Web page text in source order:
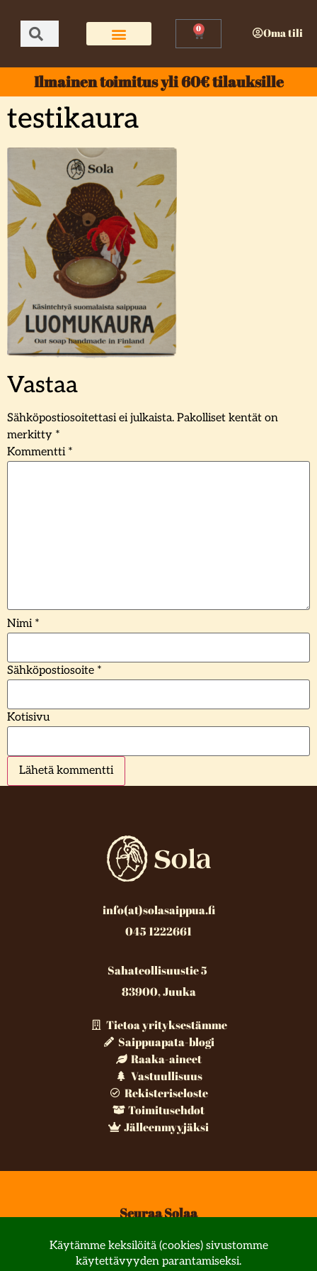
0 Oma tili
Ilmainen toimitus yli 60€ tilauksille
testikaura
Vastaa
Sähköpostiosoitettasi ei julkaista. Pakolliset kentät on
merkitty *
Kommentti *
Nimi *
Sähköpostiosoite *
Kotisivu
info(at)solasaippua.fi
045 1222661
Sahateollisuustie 5
83900, Juuka
Tietoa yrityksestämme
Saippuapata-blogi
Raaka-aineet
Vastuullisuus
Rekisteriseloste
Toimitusehdot
Jälleenmyyjäksi
Seuraa Solaa